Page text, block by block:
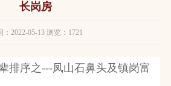
长岗房
：2022-05-13 浏览：1721
排序之---凤山石鼻头及镇岗富